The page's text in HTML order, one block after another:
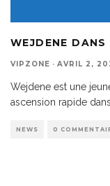
WEJDENE DANS
VIPZONE · AVRIL 2,
Wejdene est une
ascension rapide
NEWS 0